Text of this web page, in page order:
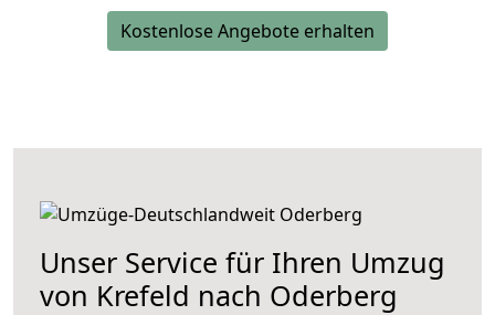
Kostenlose Angebote erhalten
Unser Service für Ihren Umzug
von Krefeld nach Oderberg